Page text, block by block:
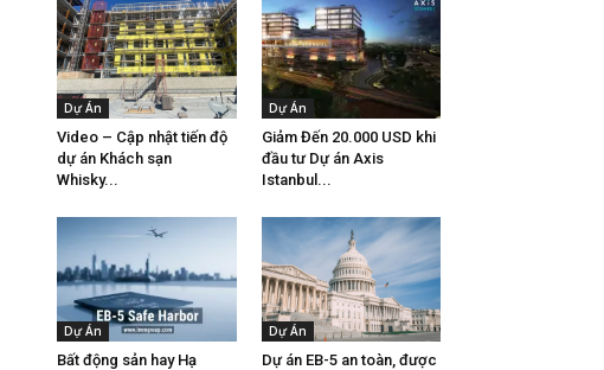
Dự Án
Video – Cập nhật tiến độ
dự án Khách sạn
Whisky...
Dự Án
Giảm Đến 20.000 USD khi
đầu tư Dự án Axis
Istanbul...
Dự Án
Bất động sản hay Hạ
Dự Án
Dự án EB-5 an toàn, được